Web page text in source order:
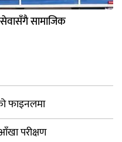
सेवासँगै सामाजिक
फाइनलमा
परीक्षण